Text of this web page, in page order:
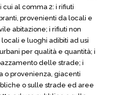
al comma 2: i rifiuti
provenienti da locali e
abitazione; i rifiuti non
e luoghi adibiti ad usi
per qualità e quantità; i
delle strade; i
o provenienza, giacenti
o sulle strade ed aree